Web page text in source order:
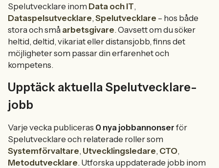
Spelutvecklare inom Data och IT,
Dataspelsutvecklare,Spelutvecklare – hos både
stora och små arbetsgivare. Oavsett om du söker
heltid, deltid, vikariat eller distansjobb, finns det
möjligheter som passar din erfarenhet och
kompetens.
Upptäck aktuella Spelutvecklare-
jobb
Varje vecka publiceras 0 nya jobbannonser för
Spelutvecklare och relaterade roller som
Systemförvaltare, Utvecklingsledare, CTO,
Metodutvecklare. Utforska uppdaterade jobb inom